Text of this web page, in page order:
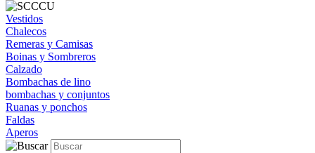
Vestidos
Chalecos
Remeras y Camisas
Boinas y Sombreros
Calzado
Bombachas de lino
bombachas y conjuntos
Ruanas y ponchos
Faldas
Aperos